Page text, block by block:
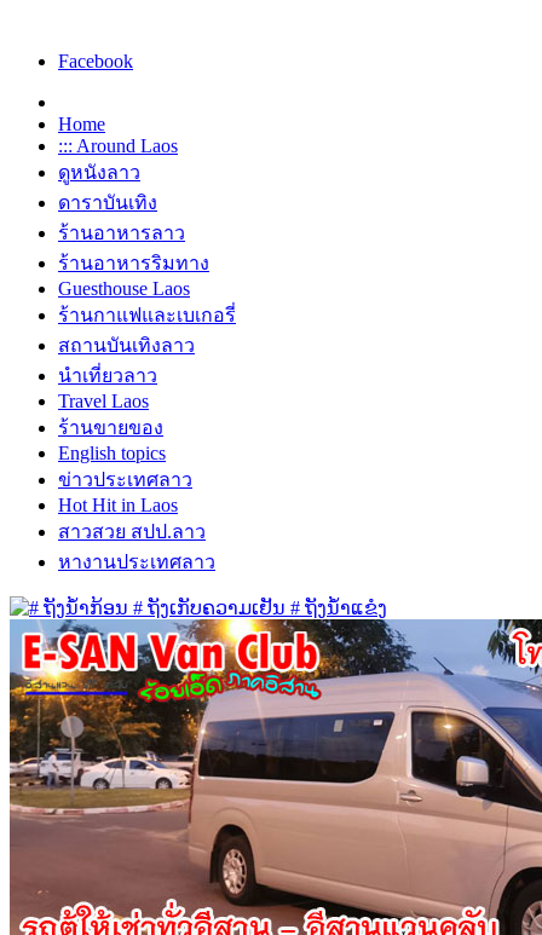
Facebook
Home
::: Around Laos
ดูหนังลาว
ดาราบันเทิง
ร้านอาหารลาว
ร้านอาหารริมทาง
Guesthouse Laos
ร้านกาแฟและเบเกอรี่
สถานบันเทิงลาว
นำเที่ยวลาว
Travel Laos
ร้านขายของ
English topics
ข่าวประเทศลาว
Hot Hit in Laos
สาวสวย สปป.ลาว
หางานประเทศลาว